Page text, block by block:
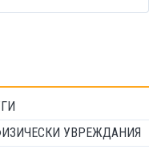
УВРЕЖДАНИЯ